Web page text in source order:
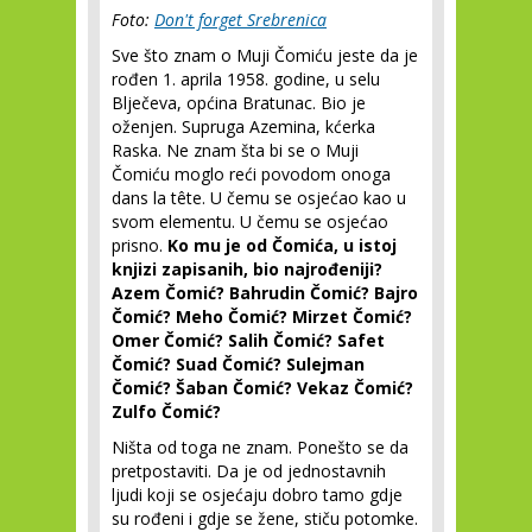
Foto: Don't forget Srebrenica
Sve što znam o Muji Čomiću jeste da je
rođen 1. aprila 1958. godine, u selu
Blječeva, općina Bratunac. Bio je
oženjen. Supruga Azemina, kćerka
Raska. Ne znam šta bi se o Muji
Čomiću moglo reći povodom onoga
dans la tête. U čemu se osjećao kao u
svom elementu. U čemu se osjećao
prisno. Ko mu je od Čomića, u istoj
knjizi zapisanih, bio najrođeniji?
Azem Čomić? Bahrudin Čomić? Bajro
Čomić? Meho Čomić? Mirzet Čomić?
Omer Čomić? Salih Čomić? Safet
Čomić? Suad Čomić? Sulejman
Čomić? Šaban Čomić? Vekaz Čomić?
Zulfo Čomić?
Ništa od toga ne znam. Ponešto se da
pretpostaviti. Da je od jednostavnih
ljudi koji se osjećaju dobro tamo gdje
su rođeni i gdje se žene, stiču potomke.